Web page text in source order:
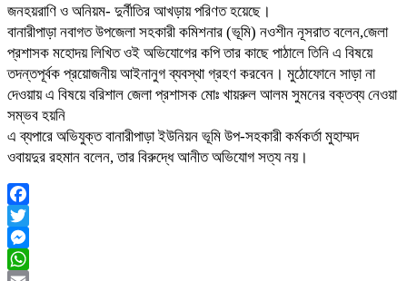
জনহয়রাণি ও অনিয়ম- দুর্নীতির আখড়ায় পরিণত হয়েছে।
বানারীপাড়া নবাগত উপজেলা সহকারী কমিশনার (ভূমি) নওশীন নূসরাত বলেন,জেলা
প্রশাসক মহোদয় লিখিত ওই অভিযোগের কপি তার কাছে পাঠালে তিনি এ বিষয়ে
তদন্তপূর্বক প্রয়োজনীয় আইনানুগ ব্যবস্থা গ্রহণ করবেন। মুঠোফোনে সাড়া না
দেওয়ায় এ বিষয়ে বরিশাল জেলা প্রশাসক মোঃ খায়রুল আলম সুমনের বক্তব্য নেওয়া
সম্ভব হয়নি
এ ব্যপারে অভিযুক্ত বানারীপাড়া ইউনিয়ন ভূমি উপ-সহকারী কর্মকর্তা মুহাম্মদ
ওবায়দুর রহমান বলেন, তার বিরুদ্ধে আনীত অভিযোগ সত্য নয়।
Facebook
Twitter
Messenger